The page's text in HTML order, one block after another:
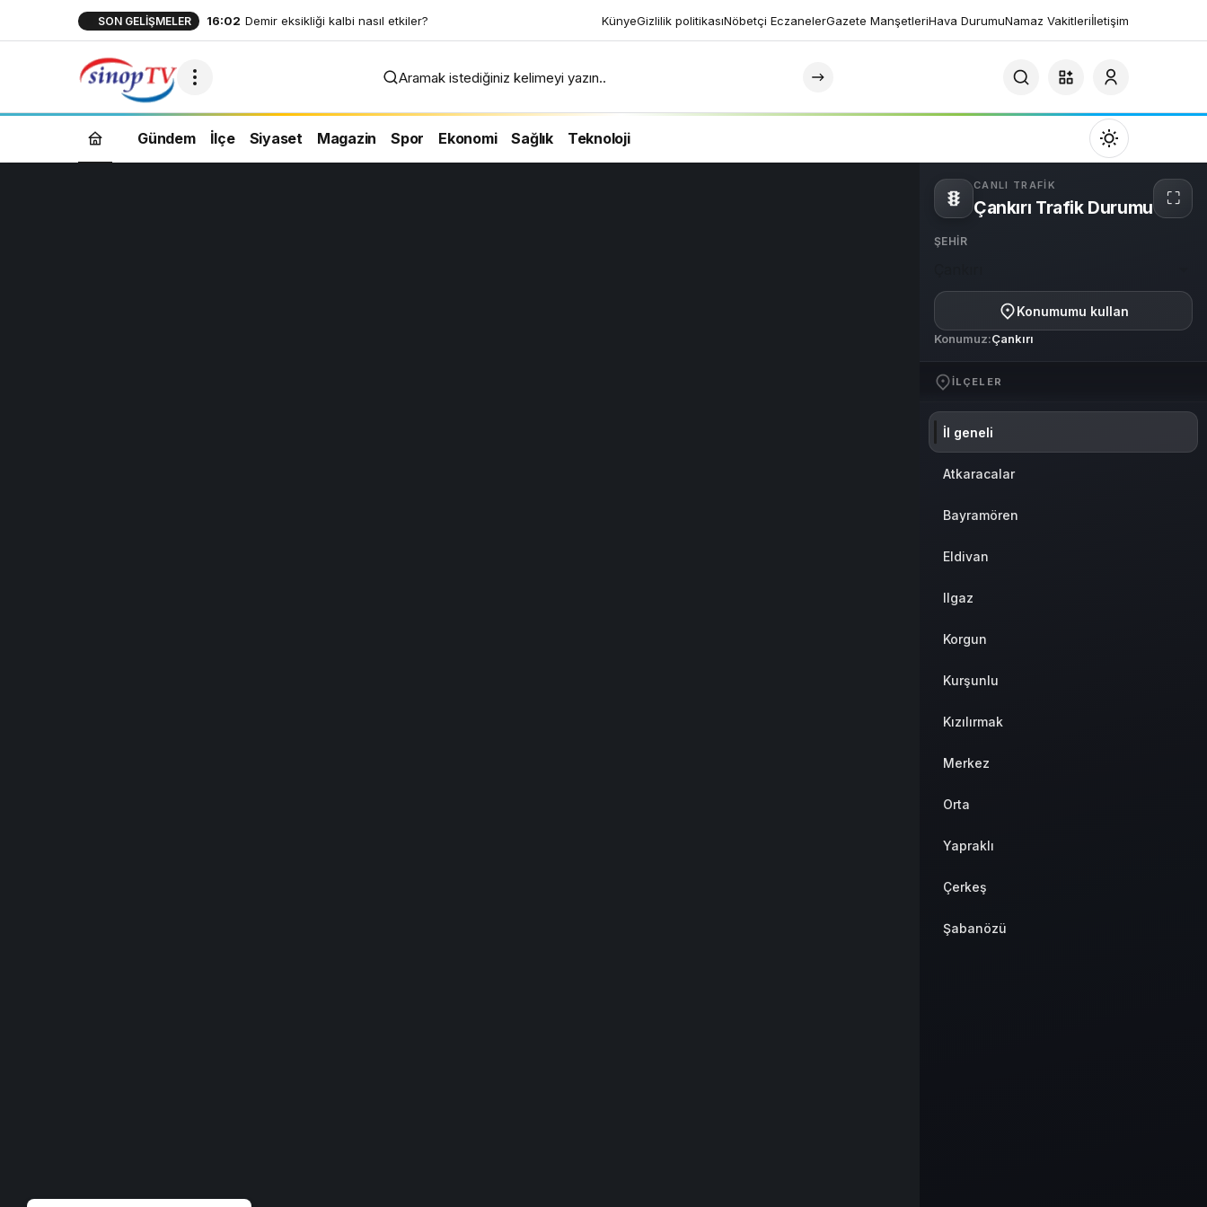
SON GELIŞMELER 16:02 Demir eksikliği kalbi nasıl etkiler? KünyeGizlilik politikasıNöbetçi EczanelerGazete ManşetleriHava DurumuNamaz Vakitleriİletişim
Aramak istediğiniz kelimeyi yazın..
Gündem İlçe Siyaset Magazin Spor Ekonomi Sağlık Teknoloji
Mod
değiştir
Gündüz modunu seçin.
Sistem Modu
Sistem modunu seçin.
CANLI TRAFIK
Çankırı Trafik Durumu ⛶
Tam
ŞEHIR
Konumumu kullan
Konumuz:Çankırı
İLÇELER
İl geneli
Atkaracalar
Bayramören
Eldivan
Ilgaz
Korgun
Kurşunlu
Kızılırmak
Merkez
Orta
Yapraklı
Çerkeş
Şabanözü